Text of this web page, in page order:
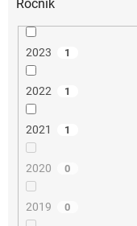
Ročník
2023 1
2022 1
2021 1
2020 0
2019 0